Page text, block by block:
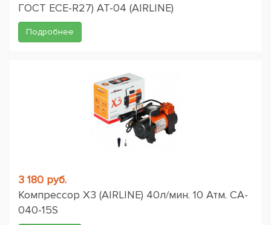
ГОСТ ЕСЕ-R27) AT-04 (AIRLINE)
Подробнее
3 180 руб.
Компрессор X3 (AIRLINE) 40л/мин. 10 Атм. CA-
040-15S